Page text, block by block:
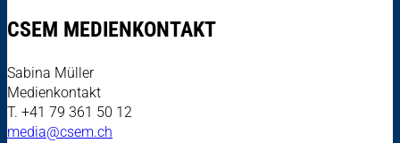
CSEM MEDIENKONTAKT
Sabina Müller
Medienkontakt
T. +41 79 361 50 12
media@csem.ch